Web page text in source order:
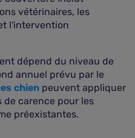
vétérinaires, les
l'intervention
dépend du niveau de
annuel prévu par le
chien peuvent appliquer
de carence pour les
préexistantes.